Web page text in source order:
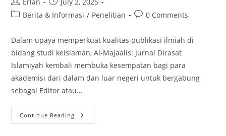
author:
published:
PostBerita & Informasi / Penelitian
Post0 Comments
Dalam upaya memperkuat kualitas publikasi ilmiah di
bidang studi keislaman, Al-Majaalis: Jurnal Dirasat
Islamiyah kembali membuka kesempatan bagi para
akademisi dari dalam dan luar negeri untuk bergabung
sebagai Editor atau…
Continue Reading Call
For